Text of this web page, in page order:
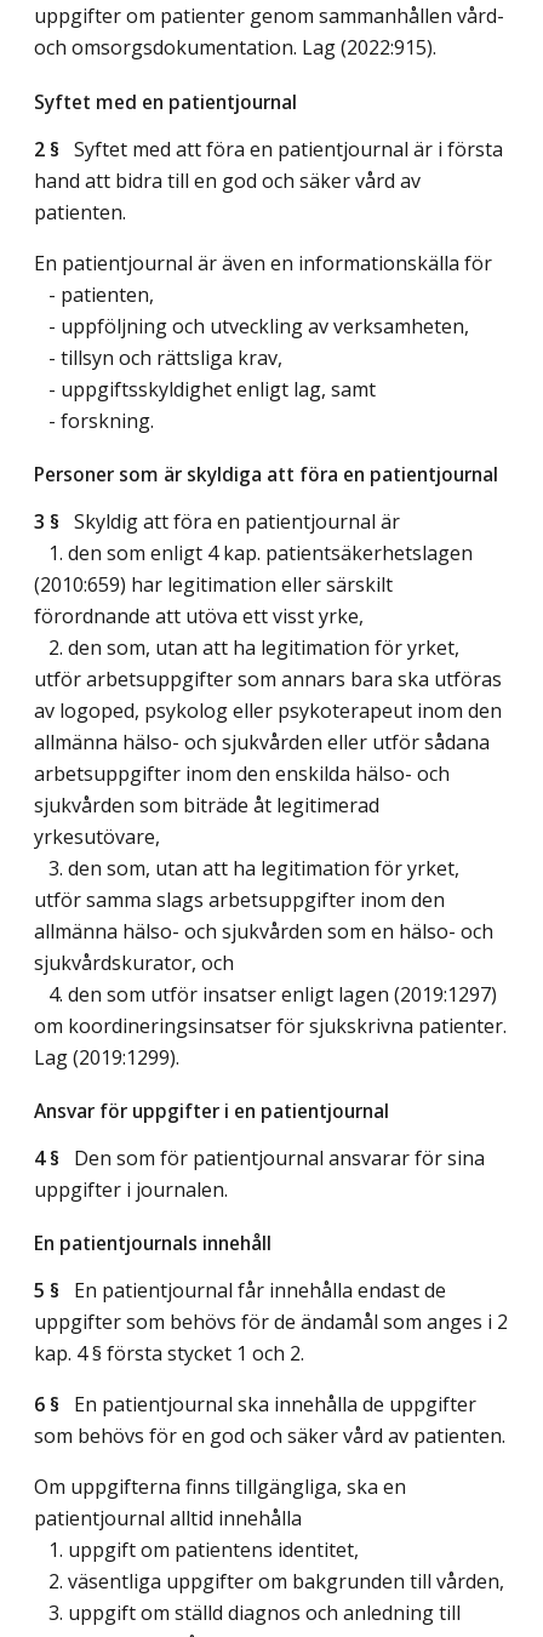
uppgifter om patienter genom sammanhållen vård-
och omsorgsdokumentation. Lag (2022:915).
Syftet med en patientjournal
2 § Syftet med att föra en patientjournal är i första
hand att bidra till en god och säker vård av
patienten.
En patientjournal är även en informationskälla för
- patienten,
- uppföljning och utveckling av verksamheten,
- tillsyn och rättsliga krav,
- uppgiftsskyldighet enligt lag, samt
- forskning.
Personer som är skyldiga att föra en patientjournal
3 § Skyldig att föra en patientjournal är
1. den som enligt 4 kap. patientsäkerhetslagen
(2010:659) har legitimation eller särskilt
förordnande att utöva ett visst yrke,
2. den som, utan att ha legitimation för yrket,
utför arbetsuppgifter som annars bara ska utföras
av logoped, psykolog eller psykoterapeut inom den
allmänna hälso- och sjukvården eller utför sådana
arbetsuppgifter inom den enskilda hälso- och
sjukvården som biträde åt legitimerad
yrkesutövare,
3. den som, utan att ha legitimation för yrket,
utför samma slags arbetsuppgifter inom den
allmänna hälso- och sjukvården som en hälso- och
sjukvårdskurator, och
4. den som utför insatser enligt lagen (2019:1297)
om koordineringsinsatser för sjukskrivna patienter.
Lag (2019:1299).
Ansvar för uppgifter i en patientjournal
4 § Den som för patientjournal ansvarar för sina
uppgifter i journalen.
En patientjournals innehåll
5 § En patientjournal får innehålla endast de
uppgifter som behövs för de ändamål som anges i 2
kap. 4 § första stycket 1 och 2.
6 § En patientjournal ska innehålla de uppgifter
som behövs för en god och säker vård av patienten.
Om uppgifterna finns tillgängliga, ska en
patientjournal alltid innehålla
1. uppgift om patientens identitet,
2. väsentliga uppgifter om bakgrunden till vården,
3. uppgift om ställd diagnos och anledning till